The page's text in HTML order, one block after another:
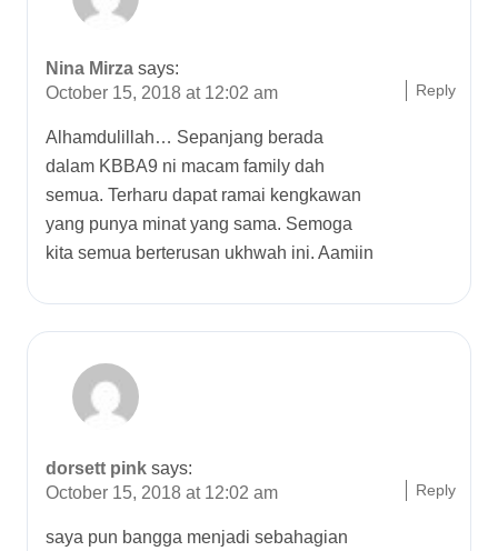
Nina Mirza says:
October 15, 2018 at 12:02 am
Alhamdulillah… Sepanjang berada
dalam KBBA9 ni macam family dah
semua. Terharu dapat ramai kengkawan
yang punya minat yang sama. Semoga
kita semua berterusan ukhwah ini. Aamiin
Reply
dorsett pink says:
October 15, 2018 at 12:02 am
saya pun bangga menjadi sebahagian
Reply